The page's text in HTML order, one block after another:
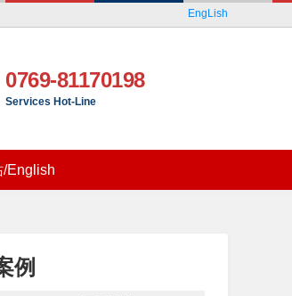
EngLish
0769-81170198
Services Hot-Line
/English
例